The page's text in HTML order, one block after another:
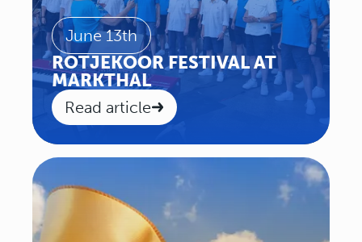
June 13th
ROTJEKOOR FESTIVAL AT
MARKTHAL
Read article